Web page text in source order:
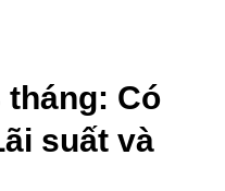
Có
suất và